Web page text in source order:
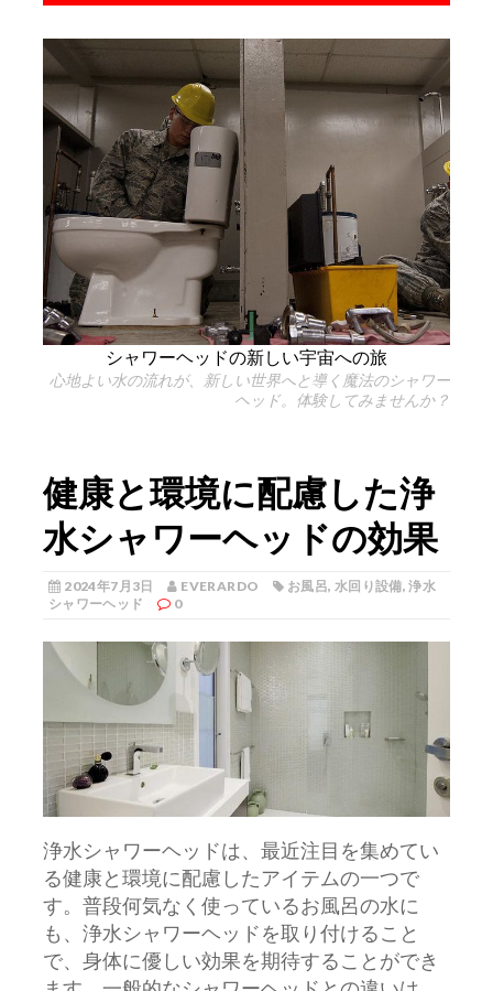
シャワーヘッドの新しい宇宙への旅
心地よい水の流れが、新しい世界へと導く魔法のシャワー
ヘッド。体験してみませんか？
健康と環境に配慮した浄
水シャワーヘッドの効果
2024年7月3日 EVERARDO お風呂, 水回り設備,浄水
シャワーヘッド
0
浄水シャワーヘッドは、最近注目を集めてい
る健康と環境に配慮したアイテムの一つで
す。 普段何気なく使っているお風呂の水に
も、浄水シャワーヘッドを取り付けること
で、身体に優しい効果を期待することができ